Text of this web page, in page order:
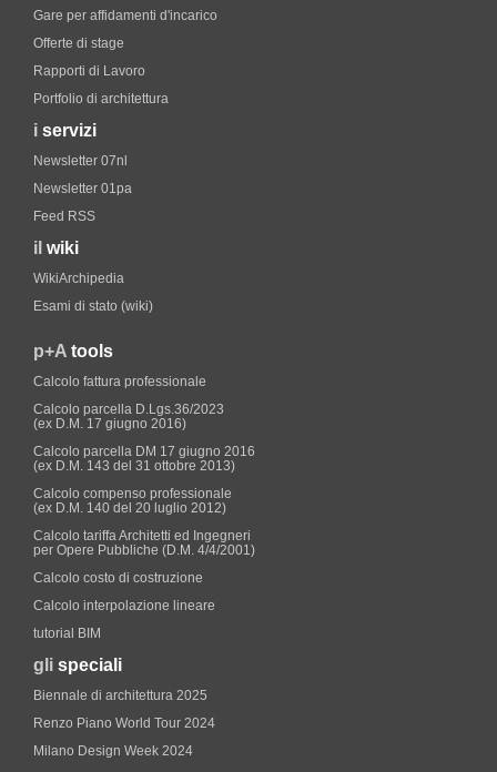
Gare per affidamenti d'incarico
Offerte di stage
Rapporti di Lavoro
Portfolio di architettura
i servizi
Newsletter 07nl
Newsletter 01pa
Feed RSS
il wiki
WikiArchipedia
Esami di stato (wiki)
p+A tools
Calcolo fattura professionale
Calcolo parcella D.Lgs.36/2023
(ex D.M. 17 giugno 2016)
Calcolo parcella DM 17 giugno 2016
(ex D.M. 143 del 31 ottobre 2013)
Calcolo compenso professionale
(ex D.M. 140 del 20 luglio 2012)
Calcolo tariffa Architetti ed Ingegneri
per Opere Pubbliche (D.M. 4/4/2001)
Calcolo costo di costruzione
Calcolo interpolazione lineare
tutorial BIM
gli speciali
Biennale di architettura 2025
Renzo Piano World Tour 2024
Milano Design Week 2024